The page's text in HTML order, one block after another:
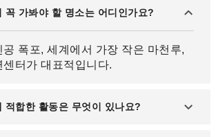
꼭 가봐야 할 명소는 어디인가요?
공 폭포, 세계에서 가장 작은 마천루,
터가 대표적입니다.
적합한 활동은 무엇이 있나요?